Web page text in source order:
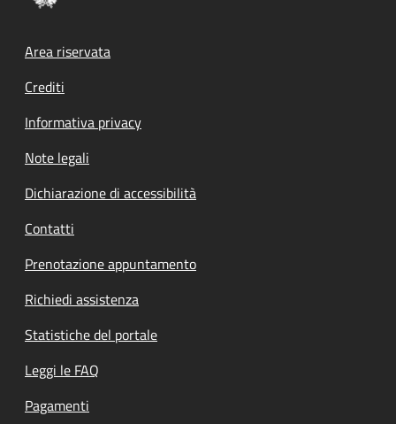
Footer menu
Area riservata
Crediti
Informativa privacy
Note legali
Dichiarazione di accessibilità
Contatti
Prenotazione appuntamento
Richiedi assistenza
Statistiche del portale
Leggi le FAQ
Pagamenti